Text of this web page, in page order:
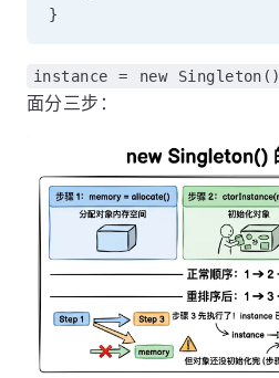
}
instance = new Singleton()
面分三步：